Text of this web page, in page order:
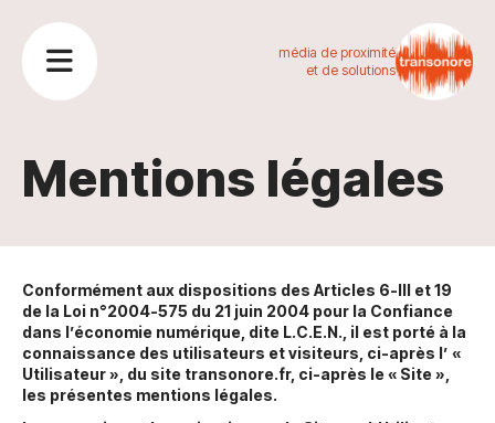
média de proximité
et de solutions
Mentions légales
Conformément aux dispositions des Articles 6-III et 19
de la Loi n°2004-575 du 21 juin 2004 pour la Confiance
dans l’économie numérique, dite L.C.E.N., il est porté à la
connaissance des utilisateurs et visiteurs, ci-après l’ «
Utilisateur », du site transonore.fr, ci-après le « Site »,
les présentes mentions légales.